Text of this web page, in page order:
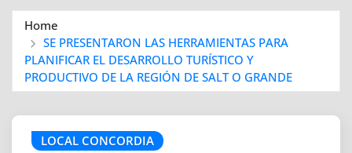
Home
SE PRESENTARON LAS HERRAMIENTAS PARA
PLANIFICAR EL DESARROLLO TURÍSTICO Y
PRODUCTIVO DE LA REGIÓN DE SALT O GRANDE
LOCAL CONCORDIA